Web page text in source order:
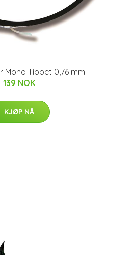
Mono Tippet 0,76 mm
139 NOK
KJØP NÅ